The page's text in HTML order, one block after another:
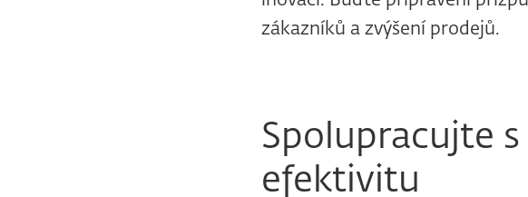
zákazníků a zvýšení prodejů.
Spolupracujte
efektivitu